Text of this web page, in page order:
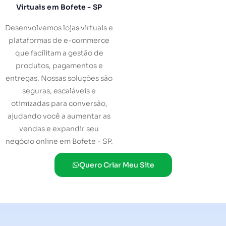
Virtuais em Bofete - SP
Desenvolvemos lojas virtuais e
plataformas de e-commerce
que facilitam a gestão de
produtos, pagamentos e
entregas. Nossas soluções são
seguras, escaláveis e
otimizadas para conversão,
ajudando você a aumentar as
vendas e expandir seu
negócio online em Bofete - SP.
Quero Criar Meu Site